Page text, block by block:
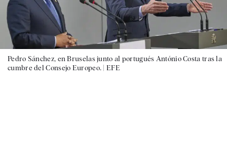
Pedro Sánchez, en Bruselas junto al portugués António Costa tras la
cumbre del Consejo Europeo. |EFE